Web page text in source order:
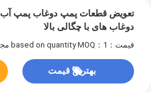
تعویض قطعات پمپ دوغاب پمپ
دوغاب های با چگالی بالا
قیمت：based on quantity MOQ：1 مجموعه
بهترین قیمت